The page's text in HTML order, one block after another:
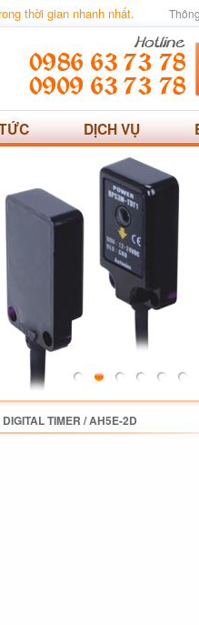
thời gian nhanh nhất.
DỊCH VỤ
TIMER /AH5E-2D